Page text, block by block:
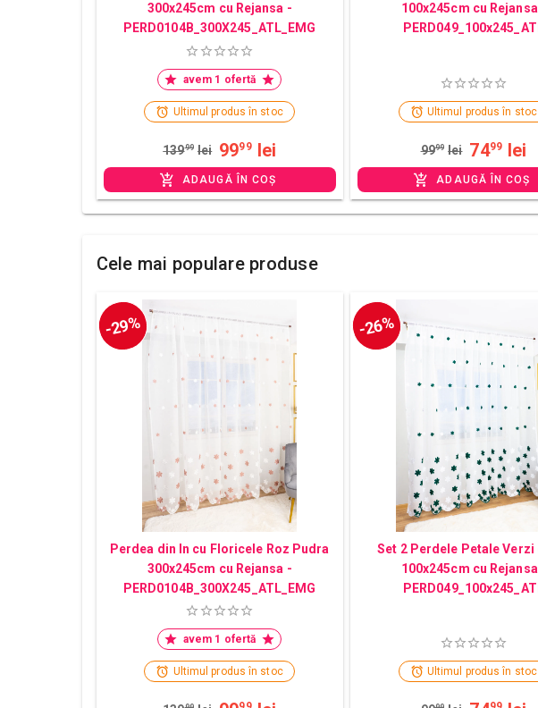
300x245cm cu Rejansa -
PERD0104B_300X245_ATL_EMG
avem 1 ofertă
Ultimul produs în stoc
13999 lei 9999 lei
ADAUGĂ ÎN COȘ
100x245cm cu
Ultimul produs în stoc
9999 lei 7499 lei
ADAUGĂ ÎN COȘ
Cele mai populare produse
-29%
Perdea din In cu Floricele Roz Pudra
300x245cm cu Rejansa -
PERD0104B_300X245_ATL_EMG
avem 1 ofertă
Ultimul produs în stoc
-26%
Set 2 Perdele Petale Verzi
100x245cm cu
Ultimul produs în stoc